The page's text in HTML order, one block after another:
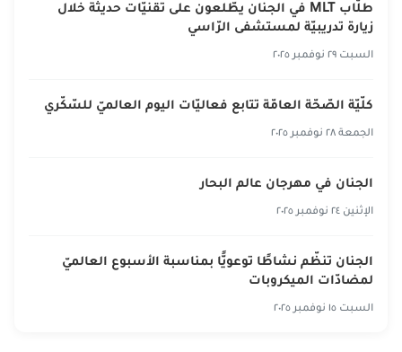
طلّاب MLT في الجنان يطّلعون على تقنيّات حديثة خلال
زيارة تدريبيّة لمستشفى الرّاسي
السبت ٢٩ نوفمبر ٢٠٢٥
كلّيّة الصّحّة العامّة تتابع فعاليّات اليوم العالميّ للسّكّري
الجمعة ٢٨ نوفمبر ٢٠٢٥
الجنان في مهرجان عالم البحار
الإثنين ٢٤ نوفمبر ٢٠٢٥
الجنان تنظّم نشاطًا توعويًّا بمناسبة الأسبوع العالميّ
لمضادّات الميكروبات
السبت ١٥ نوفمبر ٢٠٢٥